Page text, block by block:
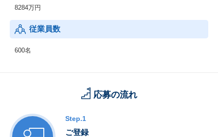
8284万円
従業員数
600名
応募の流れ
Step.1
ご登録